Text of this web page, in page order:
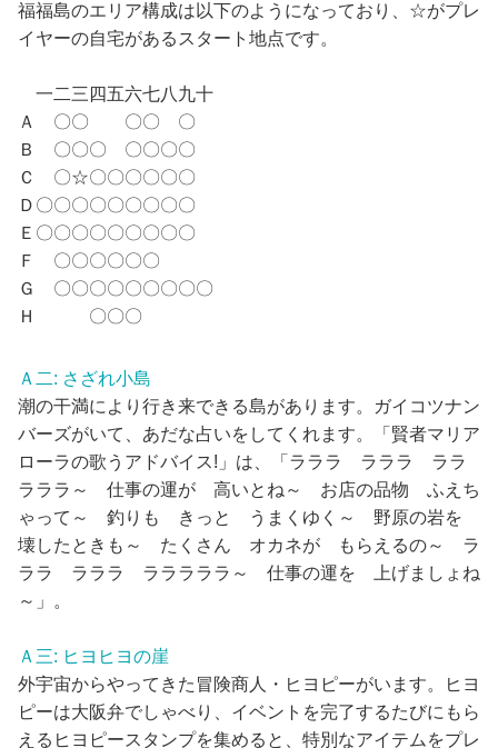
福福島のエリア構成は以下のようになっており、☆がプレ
イヤーの自宅があるスタート地点です。
一二三四五六七八九十
Ａ 〇〇 〇〇 〇
Ｂ 〇〇〇 〇〇〇〇
Ｃ 〇☆〇〇〇〇〇〇
Ｄ〇〇〇〇〇〇〇〇〇
Ｅ〇〇〇〇〇〇〇〇〇
Ｆ 〇〇〇〇〇〇
Ｇ 〇〇〇〇〇〇〇〇〇
Ｈ 〇〇〇
Ａ二: さざれ小島
潮の干満により行き来できる島があります。ガイコツナン
バーズがいて、あだな占いをしてくれます。「賢者マリア
ローラの歌うアドバイス!」は、「ラララ ラララ ララ
ラララ～ 仕事の運が 高いとね～ お店の品物 ふえち
ゃって～ 釣りも きっと うまくゆく～ 野原の岩を
壊したときも～ たくさん オカネが もらえるの～ ラ
ララ ラララ ラララララ～ 仕事の運を 上げましょね
～」。
Ａ三: ヒヨヒヨの崖
外宇宙からやってきた冒険商人・ヒヨピーがいます。ヒヨ
ピーは大阪弁でしゃべり、イベントを完了するたびにもら
えるヒヨピースタンプを集めると、特別なアイテムをプレ